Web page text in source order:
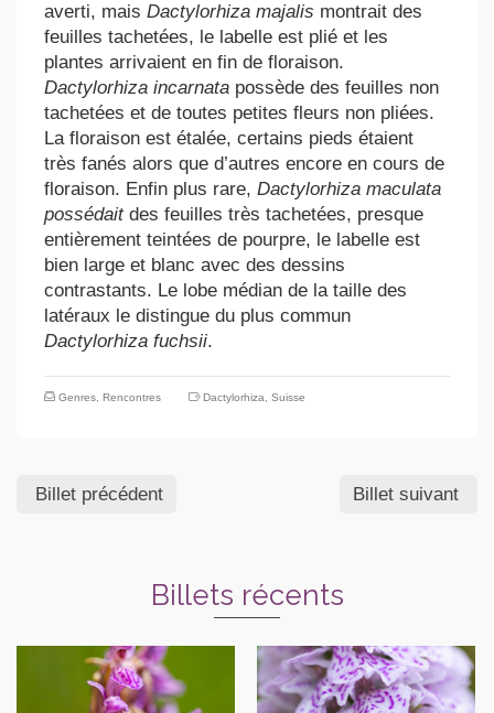
averti, mais Dactylorhiza majalis montrait des
feuilles tachetées, le labelle est plié et les
plantes arrivaient en fin de floraison.
Dactylorhiza incarnata possède des feuilles non
tachetées et de toutes petites fleurs non pliées.
La floraison est étalée, certains pieds étaient
très fanés alors que d’autres encore en cours de
floraison. Enfin plus rare, Dactylorhiza maculata
possédaitdes feuilles très tachetées, presque
entièrement teintées de pourpre, le labelle est
bien large et blanc avec des dessins
contrastants. Le lobe médian de la taille des
latéraux le distingue du plus commun
Dactylorhiza fuchsii.
Genres Rencontres Dactylorhiza Suisse
Billet précédent Billet suivant
Billets récents